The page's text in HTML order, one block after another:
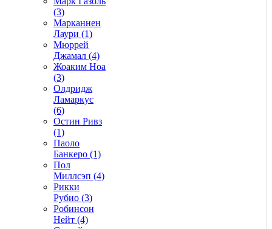
(3)
Марканнен
Лаури (1)
Мюррей
Джамал (4)
Жоаким Ноа
(3)
Олдридж
Ламаркус
(6)
Остин Ривз
(1)
Паоло
Банкеро (1)
Пол
Миллсэп (4)
Рикки
Рубио (3)
Робинсон
Нейт (4)